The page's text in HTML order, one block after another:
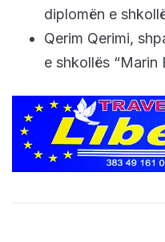
diplomën e
Qerim Qerimi,
e shkollës “Marin